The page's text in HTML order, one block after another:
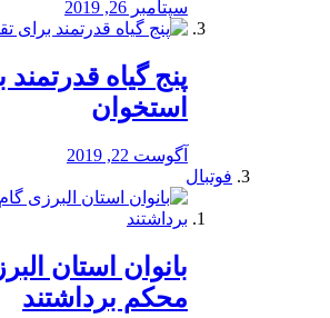
سپتامبر 26, 2019
پنج گیاه
استخوان
آگوست 22, 2019
فوتبال
بانوان استان
محكم برداشتند